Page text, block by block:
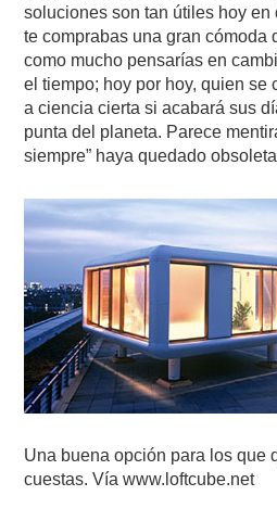
soluciones son tan útiles hoy
te comprabas una gran cómoda
como mucho pensarías en
el tiempo; hoy por hoy, quien se
a ciencia cierta si acabará sus
punta del planeta. Parece
siempre” haya quedado
Una buena opción para los que
cuestas. Vía www.loftcube.net